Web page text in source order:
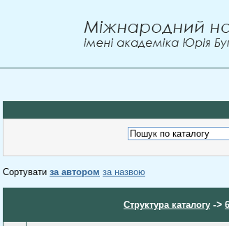
Сортувати за автором за назвою
Структура каталогу ->